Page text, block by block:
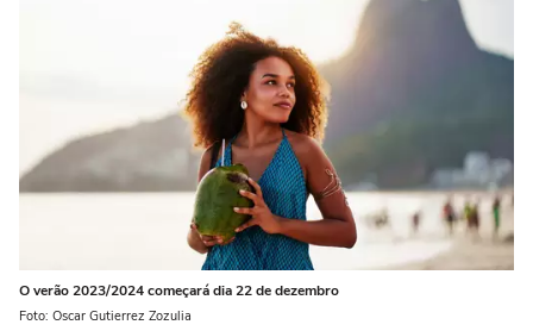
O verão 2023/2024 começará dia 22 de dezembro
Foto: Oscar Gutierrez Zozulia